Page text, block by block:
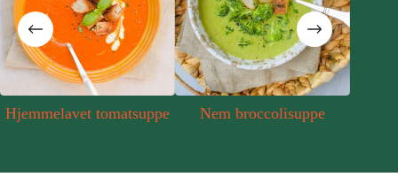
Hjemmelavet tomatsuppe Nem broccolisuppe